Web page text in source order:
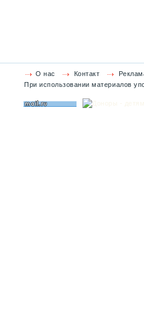
О нас Контакт
При использовании материалов